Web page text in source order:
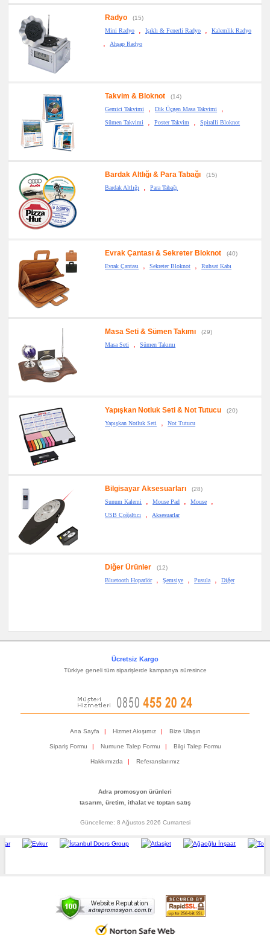
Radyo
(15)
Mini Radyo
, Işıklı & Fenerli Radyo , Kalemlik Radyo
, Ahşap Radyo
Takvim & Bloknot
(14)
Gemici Takvimi
, Dik Üçgen Masa Takvimi ,
Sümen Takvimi , Poster Takvim , Spiralli Bloknot
Bardak Altlığı & Para Tabağı
(15)
Bardak Altlığı
, Para Tabağı
Evrak Çantası & Sekreter Bloknot
(40)
Evrak Çantası
, Sekreter Bloknot , Ruhsat Kabı
Masa Seti & Sümen Takımı
(29)
Masa Seti
, Sümen Takımı
Yapışkan Notluk Seti & Not Tutucu
(20)
Yapışkan Notluk Seti
, Not Tutucu
Bilgisayar Aksesuarları
(28)
Sunum Kalemi
, Mouse Pad , Mouse ,
USB Çoğaltıcı , Aksesuarlar
Diğer Ürünler
(12)
Bluetooth Hoparlör
, Şemsiye , Pusula , Diğer
Ücretsiz Kargo
Türkiye geneli tüm siparişlerde kampanya süresince
Ana Sayfa | Hizmet Akışımız | Bize Ulaşın
Sipariş Formu | Numune Talep Formu | Bilgi Talep Formu
Hakkımızda | Referanslarımız
Adra promosyon ürünleri
tasarım, üretim, ithalat ve toptan satış
Güncelleme: 8 Ağustos 2026 Cumartesi